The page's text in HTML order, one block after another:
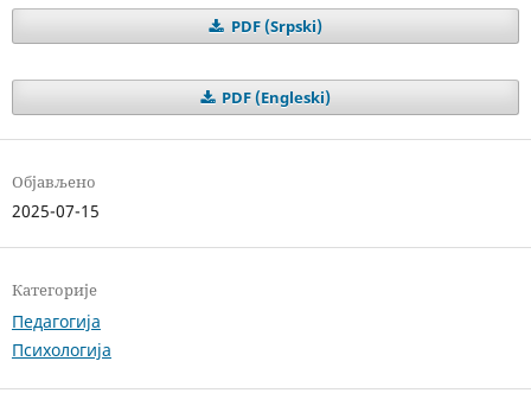
PDF (Srpski)
PDF (Engleski)
Објављено
2025-07-15
Категорије
Педагогија
Психологија